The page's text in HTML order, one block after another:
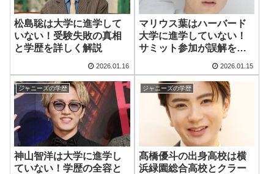
松島聡は大学に進学して
いない！受験失敗の真相
と学歴を詳しく解説
2026.01.16
マリウス葉はハーバード
大学に進学していない！
サミット参加が誤解を生
2026.01.15
ジャニーズの学歴
神山智洋は大学に進学し
ていない！学歴の全容と
ジャニーズの学歴
髙橋優斗の出身高校は横
浜緑園総合高校とクラー